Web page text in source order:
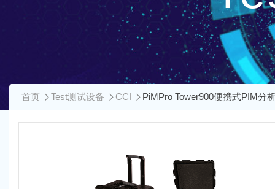
首页 Test测试设备 CCI PiMPro Tower900便携式PIM分